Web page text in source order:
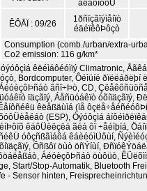
åêáôïóôÜ
ÊÔÅÏ : 09/26
1ðñïçãïýìåíïò
éäéïêôÞôçò
Consumption (comb./urban/extra-
Co2 emission: 116 g/km*
êëéìáôéóìïý Climatronic,
Bordcomputer, Ôéìüíé
âñï÷Þò, CD,
ïäçãïý, Áåñüóáêïò óõíïäçãïý,
êëåßäùìá (ìå
(ESP), Óýóôçìá
êáôÜëëçëá ãéá ôï ÷åéìþíá,
óôçñßãìáôá êáèéóìÜôùí,
Ôñßôï öùò öñÝíùí,
ÁéóèçôÞñáò öùôüò,
Start/Stop-Automatik, Bluetooth
- Sensor hinten,